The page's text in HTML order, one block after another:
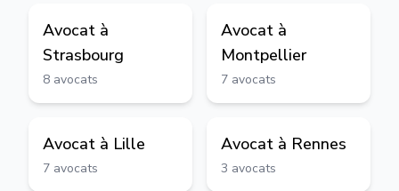
Avocat à
Strasbourg
8 avocats
Avocat à
Montpellier
7 avocats
Avocat à Lille
7 avocats
Avocat à Rennes
3 avocats